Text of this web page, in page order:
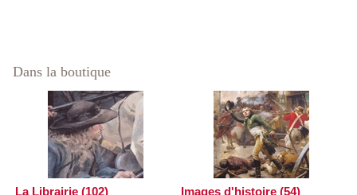
Dans la boutique
La Librairie (102) Images d'histoire (54)